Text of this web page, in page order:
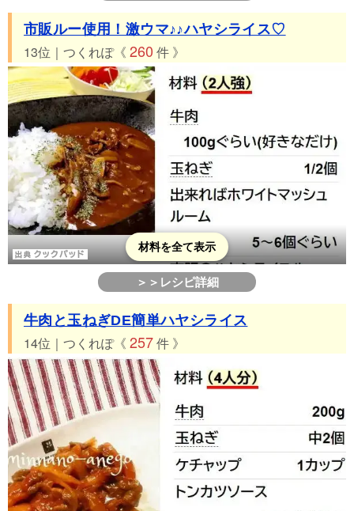
市販ルー使用！激ウマ♪♪ハヤシライス♡
13位｜つくれぽ《 260 件 》
材料を全て表示
＞＞レシピ詳細
牛肉と玉ねぎDE簡単ハヤシライス
14位｜つくれぽ《 257件 》